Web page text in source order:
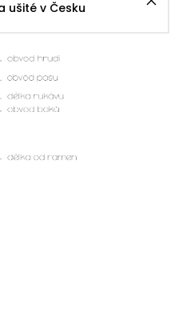
ušité v Česku